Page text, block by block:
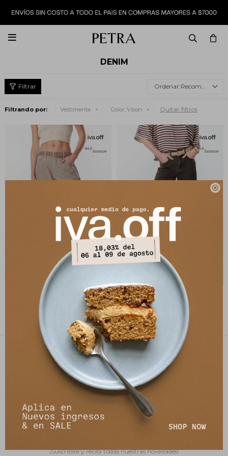


DENIM
Recomendados
Filtrando por: Vestimenta Color: Vison Quitar filtros
Jean Kai - Vison
4.910
Jean Lunel - Vison
$ 4.910
PETRA STORE
27141061 - 099 747 832
21 de setiembre 2895, Montevideo
shop@petrastore.com.uy
De lunes a sábados de 11 a 20hs
¡Suscribite y recibí todas nuestras novedades!